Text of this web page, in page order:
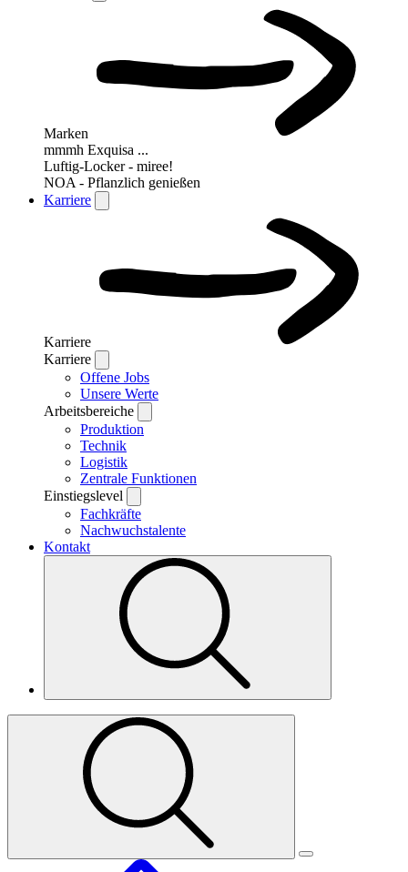
Marken
mmmh Exquisa ...
Luftig-Locker - miree!
NOA - Pflanzlich genießen
Karriere
Karriere
Karriere
Offene Jobs
Unsere Werte
Arbeitsbereiche
Produktion
Technik
Logistik
Zentrale Funktionen
Einstiegslevel
Fachkräfte
Nachwuchstalente
Kontakt